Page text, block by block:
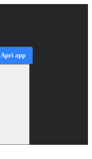
Apri app